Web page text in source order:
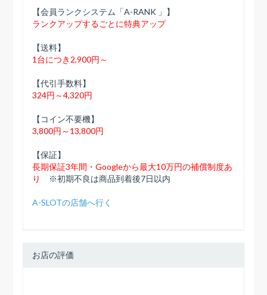
【会員ランクシステム「A-RANK 」】
ランクアップするごとに特典アップ
【送料】
1台につき2,900円～
【代引手数料】
324円～4,320円
【コイン不要機】
3,800円～13,800円
【保証】
長期保証3年間・Googleから最大10万円の補償制度あ
り
※初期不良は商品到着後7日以内
A-SLOTの店舗へ行く
お店の評価